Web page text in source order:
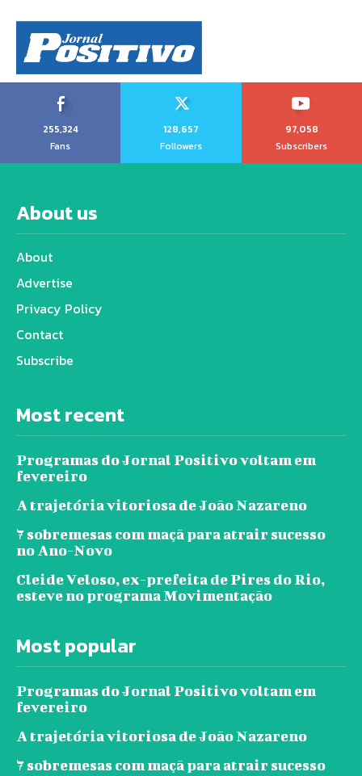
255,324
Fans
128,657
Followers
97,058
Subscribers
About us
About
Advertise
Privacy Policy
Contact
Subscribe
Most recent
Programas do Jornal Positivo voltam em
fevereiro
A trajetória vitoriosa de João Nazareno
7 sobremesas com maçã para atrair sucesso
no Ano-Novo
Cleide Veloso, ex-prefeita de Pires do Rio,
esteve no programa Movimentação
Most popular
Programas do Jornal Positivo voltam em
fevereiro
A trajetória vitoriosa de João Nazareno
7 sobremesas com maçã para atrair sucesso